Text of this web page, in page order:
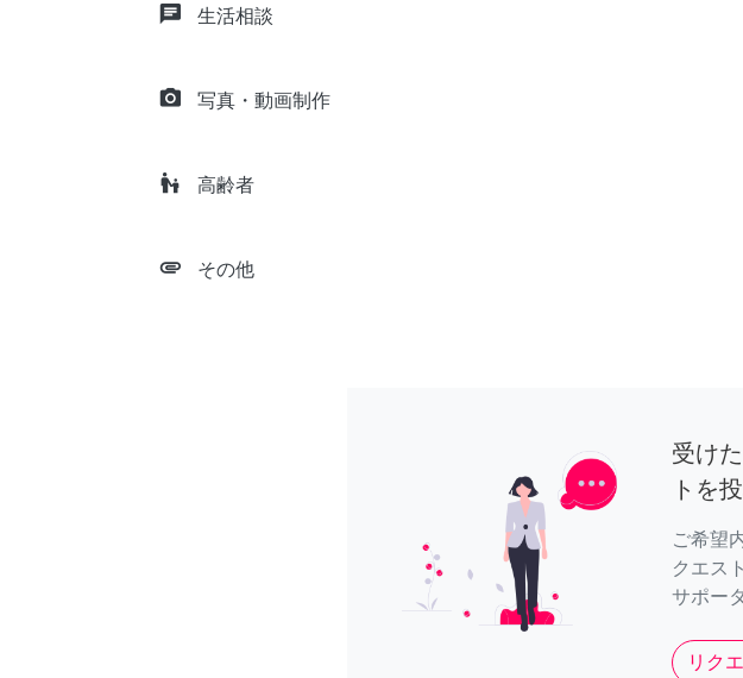
chat 生活相談
camera_alt 写真・動画制作
escalator_warning 高齢者
attachment その他
受け
トを
ご希望
クエス
サポー
リク